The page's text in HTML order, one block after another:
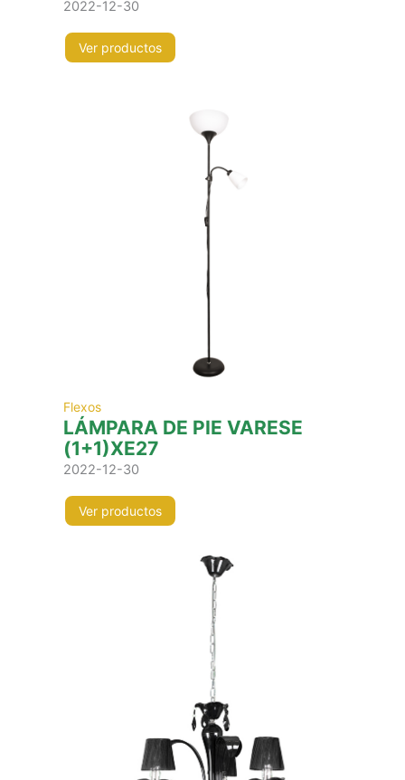
2022-12-30
Ver productos
Flexos
LÁMPARA DE PIE VARESE
(1+1)XE27
2022-12-30
Ver productos